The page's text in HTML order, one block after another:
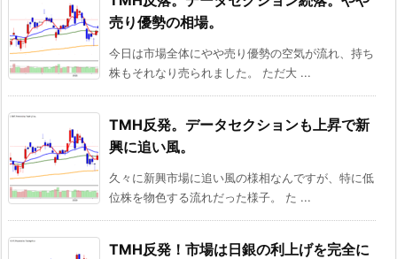
売り優勢の相場。
今日は市場全体にやや売り優勢の空気が流れ、持ち
株もそれなり売られました。 ただ大 ...
TMH反発。データセクションも上昇で新
興に追い風。
久々に新興市場に追い風の様相なんですが、特に低
位株を物色する流れだった様子。 た ...
TMH反発！市場は日銀の利上げを完全に